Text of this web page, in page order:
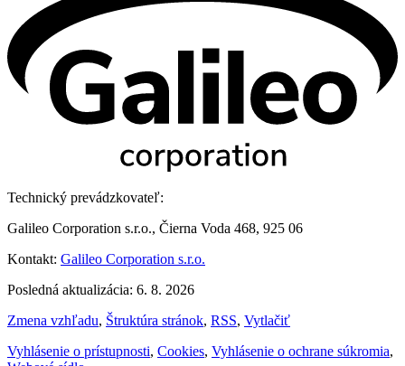
Technický prevádzkovateľ:
Galileo Corporation s.r.o., Čierna Voda 468, 925 06
Kontakt: Galileo Corporation s.r.o.
Posledná aktualizácia: 6. 8. 2026
Zmena vzhľadu, Štruktúra stránok, RSS, Vytlačiť
Vyhlásenie o prístupnosti, Cookies, Vyhlásenie o ochrane súkromia,